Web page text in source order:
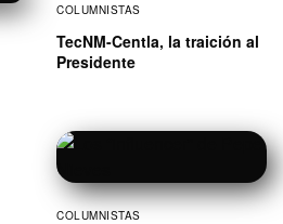
COLUMNISTAS
TecNM-Centla, la traición al
Presidente
COLUMNISTAS